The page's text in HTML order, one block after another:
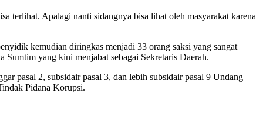
terlihat. Apalagi nanti sidangnya bisa lihat oleh masyarakat karena
kemudian diringkas menjadi 33 orang saksi yang sangat
yang kini menjabat sebagai Sekretaris Daerah.
pasal 2, subsidair pasal 3, dan lebih subsidair pasal 9 Undang –
Pidana Korupsi.